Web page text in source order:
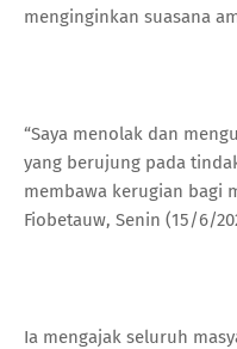
menginginkan suasana
“Saya menolak dan
yang berujung pada
membawa kerugian bagi
Fiobetauw, Senin (15/6/
Ia mengajak seluruh